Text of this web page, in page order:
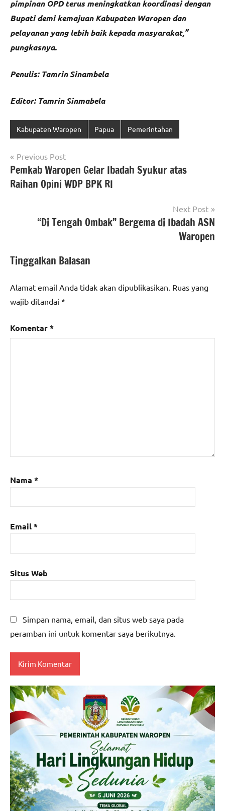
pimpinan OPD terus meningkatkan koordinasi dengan
Bupati demi kemajuan Kabupaten Waropen dan
pelayanan yang lebih baik kepada masyarakat,”
pungkasnya.
Penulis: Tamrin Sinambela
Editor: Tamrin Sinmabela
Kabupaten Waropen Papua Pemerintahan
Navigasi
pos
Previous Post
Pemkab Waropen Gelar Ibadah Syukur atas
Raihan Opini WDP BPK RI
Next Post
“Di Tengah Ombak” Bergema di Ibadah ASN
Waropen
Tinggalkan Balasan
Alamat email Anda tidak akan dipublikasikan. Ruas yang
wajib ditandai *
Komentar*
Nama *
Email*
Situs Web
Simpan nama, email, dan situs web saya pada
peramban ini untuk komentar saya berikutnya.